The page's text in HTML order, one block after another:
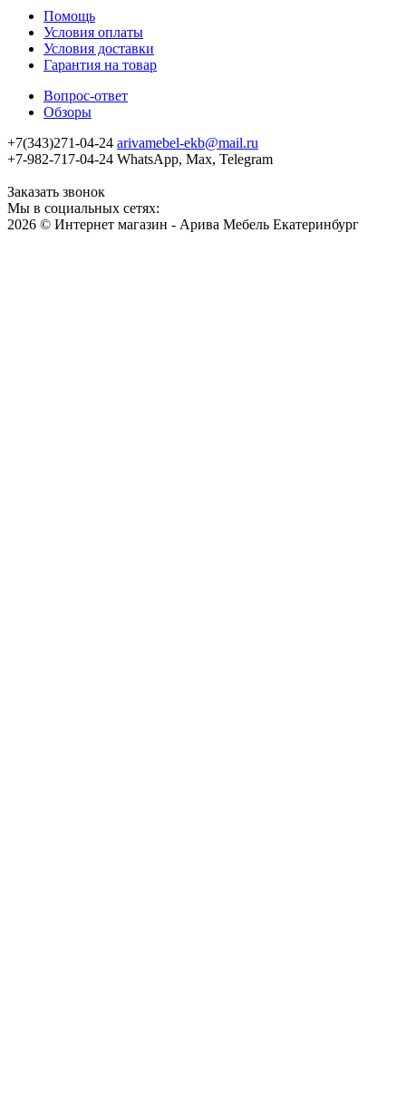
Помощь
Условия оплаты
Условия доставки
Гарантия на товар
Вопрос-ответ
Обзоры
+7(343)271-04-24 arivamebel-ekb@mail.ru
+7-982-717-04-24 WhatsApp, Max, Telegram
Заказать звонок
Мы в социальных сетях:
2026 © Интернет магазин - Арива Мебель Екатеринбург